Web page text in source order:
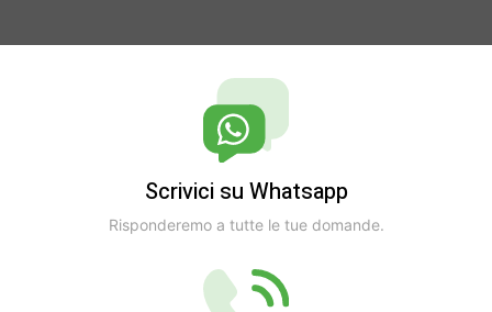
Scrivici su Whatsapp
Risponderemo a tutte le tue domande.